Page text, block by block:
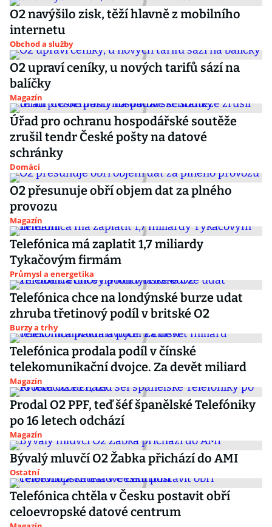
O2 navýšilo zisk, těží hlavně z mobilního
internetu
Obchod a služby
O2 upraví ceníky, u nových tarifů sází na
balíčky
Magazín
Úřad pro ochranu hospodářské soutěže
zrušil tendr České pošty na datové
schránky
Domácí
O2 přesunuje obří objem dat za plného
provozu
Magazín
Telefónica má zaplatit 1,7 miliardy
Tykačovým firmám
Průmysl a energetika
Telefónica chce na londýnské burze udat
zhruba třetinový podíl v britské O2
Burzy a trhy
Telefónica prodala podíl v čínské
telekomunikační dvojce. Za devět miliard
Magazín
Prodal O2 PPF, teď šéf španělské Telefóniky
po 16 letech odchází
Magazín
Bývalý mluvčí O2 Žabka přichází do AMI
Ostatní
Telefónica chtěla v Česku postavit obří
celoevropské datové centrum